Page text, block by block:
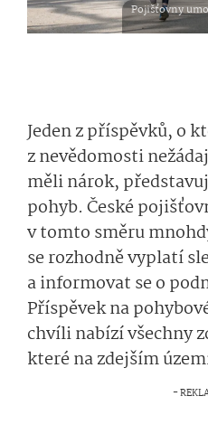
Pojišťovny
Jeden z příspěvků, o
z nevědomosti
měli nárok,
pohyb. České
v tomto směru
se rozhodně vyplatí
a informovat se o
Příspěvek na
chvíli nabízí všechny
které na zdejším